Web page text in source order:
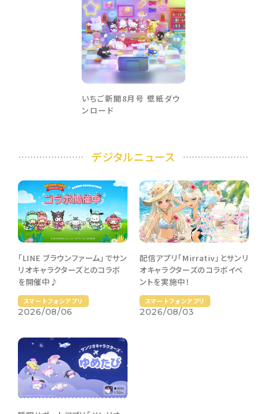
いちご新聞8月号 壁紙ダウ
ンロード
デジタルニュース
「LINE ブラウンファーム」でサン
リオキャラクターズとのコラボ
を開催中♪
スマートフォンアプリ
2026/08/06
配信アプリ「Mirrativ」とサンリ
オキャラクターズのコラボイベ
ントを実施中！
スマートフォンアプリ
2026/08/03